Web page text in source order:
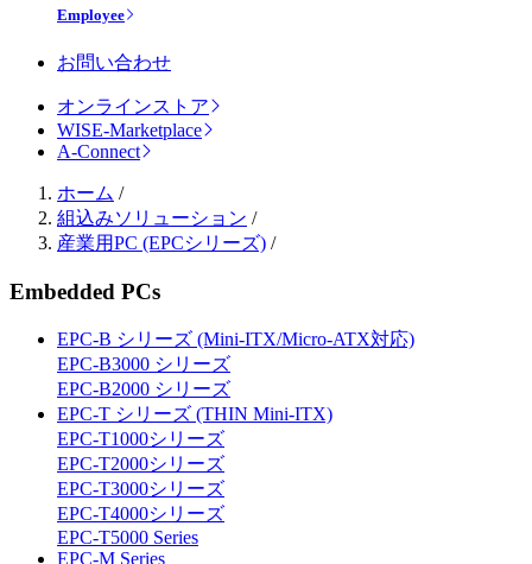
Employee
お問い合わせ
オンラインストア
WISE-Marketplace
A-Connect
ホーム /
組込みソリューション /
産業用PC (EPCシリーズ) /
Embedded PCs
EPC-B シリーズ (Mini-ITX/Micro-ATX対応)
EPC-B3000 シリーズ
EPC-B2000 シリーズ
EPC-T シリーズ (THIN Mini-ITX)
EPC-T1000シリーズ
EPC-T2000シリーズ
EPC-T3000シリーズ
EPC-T4000シリーズ
EPC-T5000 Series
EPC-M Series